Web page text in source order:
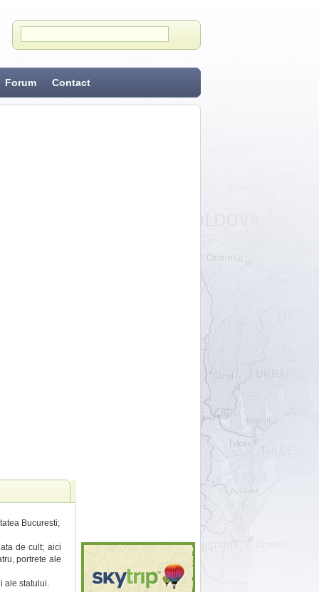
Forum Contact
Bucuresti;
de cult; aici
portrete ale
ale statului.